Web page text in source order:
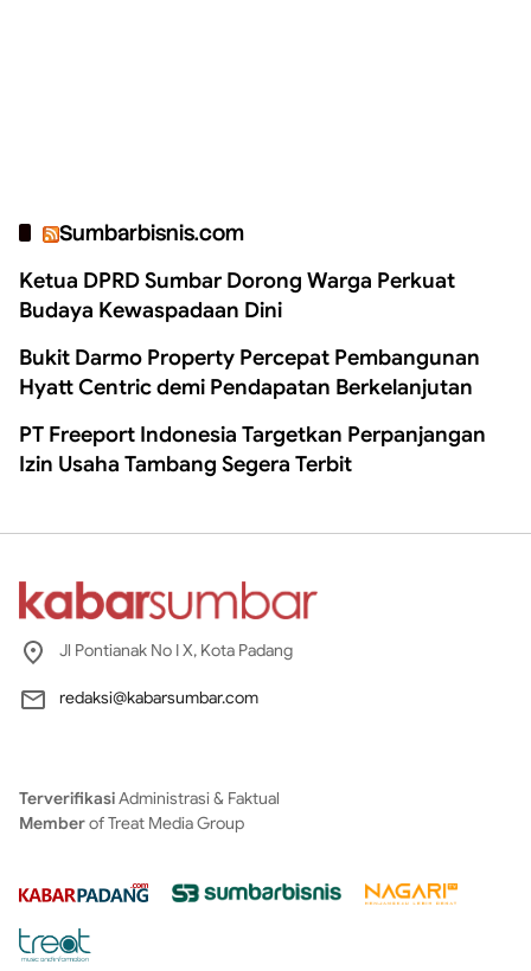
Sumbarbisnis.com
Ketua DPRD Sumbar Dorong Warga Perkuat
Budaya Kewaspadaan Dini
Bukit Darmo Property Percepat Pembangunan
Hyatt Centric demi Pendapatan Berkelanjutan
PT Freeport Indonesia Targetkan Perpanjangan
Izin Usaha Tambang Segera Terbit
Jl Pontianak No I X, Kota Padang
redaksi@kabarsumbar.com
TerverifikasiAdministrasi & Faktual
Memberof Treat Media Group